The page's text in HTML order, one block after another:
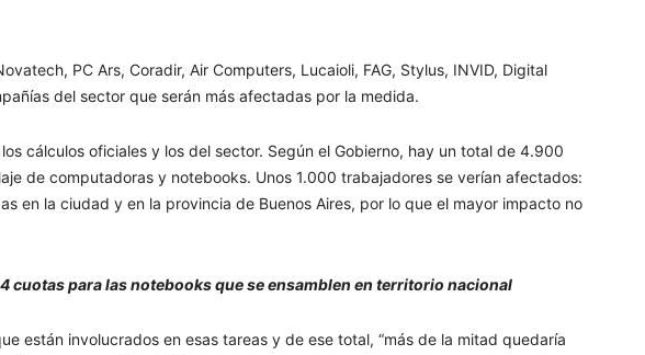
PC Ars, Coradir, Air Computers, Lucaioli, FAG, Stylus, INVID, Digital
del sector que serán más afectadas por la medida.
cálculos oficiales y los del sector. Según el Gobierno, hay un total de 4.900
de computadoras y notebooks. Unos 1.000 trabajadores se verían afectados:
en la ciudad y en la provincia de Buenos Aires, por lo que el mayor impacto no
cuotas para las notebooks que se ensamblen en territorio nacional
están involucrados en esas tareas y de ese total, “más de la mitad quedaría